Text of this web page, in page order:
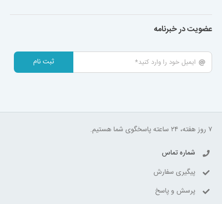
عضویت در خبرنامه
ثبت نام
۷ روز هفته، ۲۴ ساعته پاسخگوی شما هستیم.
شماره تماس
پیگیری سفارش
پرسش و پاسخ